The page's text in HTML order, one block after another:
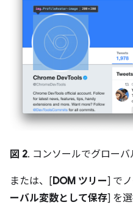
図 2. コンソールでグロー
または、[DOM ツリー] で
ーバル変数として保存] を選